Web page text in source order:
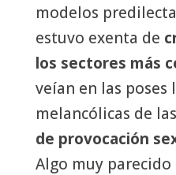
modelos
estuvo exenta de
los sectores más
veían en las poses
melancólicas de
de provocación
Algo muy parecido